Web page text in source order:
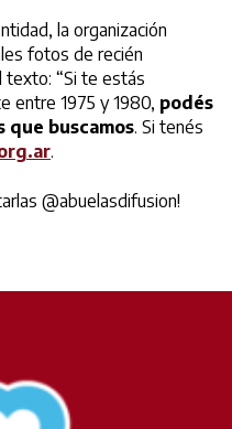
la organización
fotos de recién
texto: “Si te estás
entre 1975 y 1980, podés
que buscamos. Si tenés
.
@abuelasdifusion!